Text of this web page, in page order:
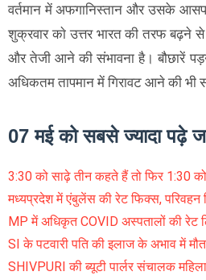
वर्तमान में अफगानिस्तान और उसके
शुक्रवार काे उत्तर भारत की तरफ बढ़ने से
और तेजी आने की संभावना है। बौछारें
अधिकतम तापमान में गिरावट आने की भी
07 मई को सबसे ज्यादा पढ़े
3:30 को साढ़े तीन कहते हैं तो फिर 1:30
मध्यप्रदेश में एंबुलेंस की रेट फिक्स, परिवहन
MP में अधिकृत COVID अस्पतालों की रेट
SI के पटवारी पति की इलाज के अभाव में
SHIVPURI की ब्यूटी पार्लर संचालक